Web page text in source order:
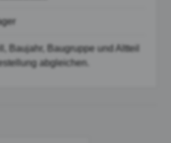
Baujahr, Baugruppe und Altteil
abgleichen.